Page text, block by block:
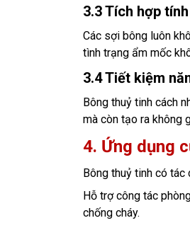
3.3 Tích hợp
Các sợi bông luôn
tình trạng ẩm mốc
3.4 Tiết kiệm
Bông thuỷ tinh cách
mà còn tạo ra không
4. Ứng dụng
Bông thuỷ tinh có tác
Hỗ trợ công tác
chống cháy.